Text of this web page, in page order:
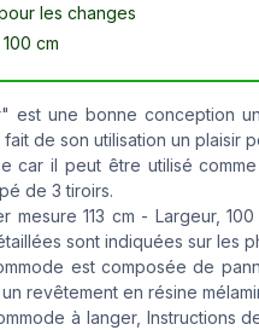
les changes
cm
est une bonne conception
de son utilisation un plaisir
car il peut être utilisé
de 3 tiroirs.
mesure 113 cm - Largeur,
sont indiquées sur les
est composée de
revêtement en résine
à langer, Instructions